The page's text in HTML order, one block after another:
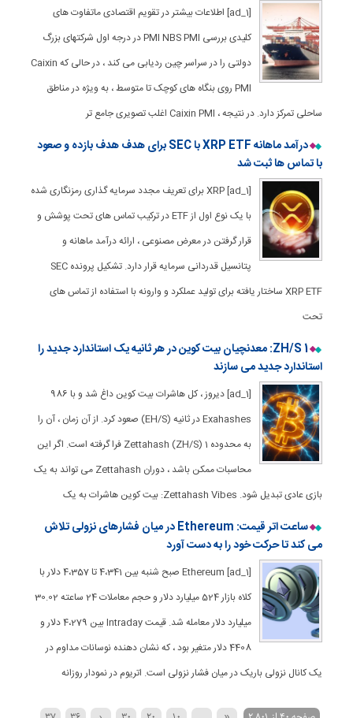
[ad_1] اطلاعات بیشتر در تقویم اقتصادی ماتفاوت های
کلیدی بررسی PMI NBS PMI در درجه اول شرکتهای بزرگ
دولتی را در سراسر چین ردیابی می کند ، در حالی که Caixin
PMI روی بنگاه های کوچک تا متوسط ​​، به ویژه در مناطق
ساحلی تمرکز دارد. در نتیجه ، Caixin PMI اغلب تصویری جامع تر
درآمد ماهانه XRP ETF با SEC برای هدف هدف بازده و صعود
با تماس ها ثبت شد
[ad_1] XRP برای تعریف مجدد سرمایه گذاری رمزنگاری شده
با یک نوع اول از ETF در ترکیب تماس های تحت پوشش و
قرار گرفتن در معرض مصنوعی ، ارائه درآمد ماهانه و
پتانسیل قدردانی سرمایه قرار دارد. تشکیل پرونده SEC
XRP ETF ساختار یافته برای تولید عملکرد و وارونه با استفاده از تماس های
تحت
1 ZH/S: معدنچیان بیت کوین در هر ثانیه یک استاندارد جدید را
استاندارد جدید می سازند
[ad_1] دیروز ، کل هاشرات بیت کوین داغ شد و با 986
Exahashes در ثانیه (EH/S) صعود کرد. از آن زمان ، آن را
به محدوده 1 Zettahash (ZH/S) فرا گرفته است. اگر این
محاسبات ممکن باشد ، دوران Zettahash می تواند به یک
بازی عادی تبدیل شود. Zettahash Vibes: بیت کوین هاشرات به یک
ساعت اتر قیمت: Ethereum در میان فشارهای نزولی تلاش
می کند تا حرکت خود را به دست آورد
[ad_1] Ethereum صبح شنبه بین 4،341 تا 4،357 دلار با
کلاه بازار 524 میلیارد دلار و حجم معاملات 24 ساعته 30.02
میلیارد دلار معامله شد. قیمت Intraday بین 4،279 دلار و
4408 دلار متغیر بود ، که نشان دهنده نوسانات مداوم در
یک کانال نزولی باریک در میان فشار نزولی است. اتریوم در نمودار روزانه